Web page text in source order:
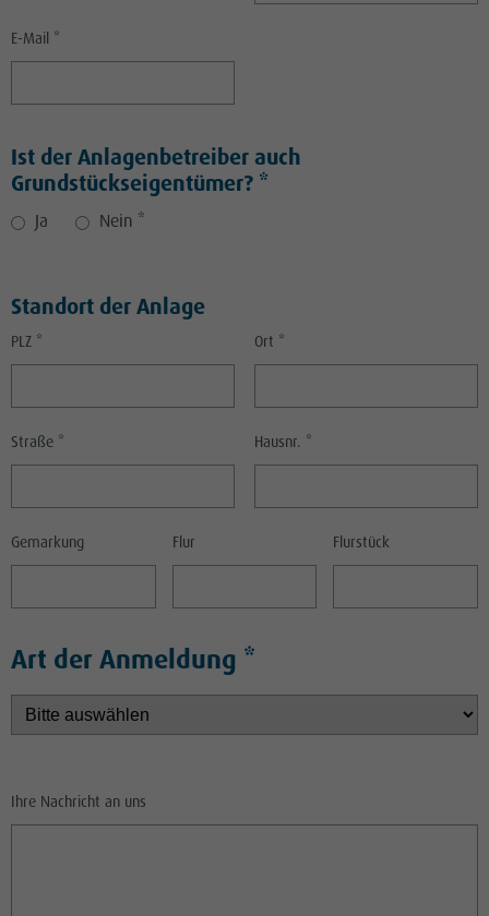
E-Mail *
Ist der Anlagenbetreiber auch
Grundstückseigentümer? *
Ja Nein *
Standort der Anlage
PLZ * Ort *
Straße * Hausnr. *
Gemarkung Flur Flurstück
Art der Anmeldung *
Ihre Nachricht an uns